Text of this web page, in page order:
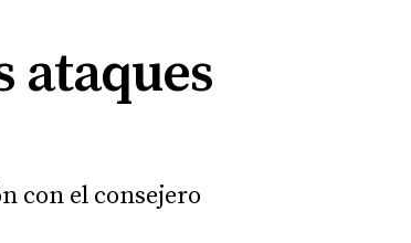
ataques
con el consejero